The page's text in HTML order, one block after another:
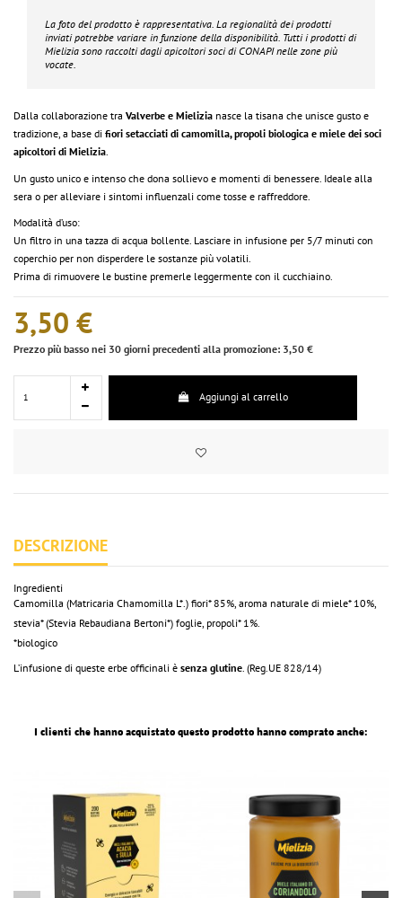
La foto del prodotto è rappresentativa. La regionalità dei prodotti
inviati potrebbe variare in funzione della disponibilità. Tutti i prodotti di
Mielizia sono raccolti dagli apicoltori soci di CONAPI nelle zone più
vocate.
Dalla collaborazione tra Valverbe e Mielizia nasce la tisana che unisce gusto e
tradizione, a base di fiori setacciati di camomilla, propoli biologica e miele dei soci
apicoltori di Mielizia.
Un gusto unico e intenso che dona sollievo e momenti di benessere. Ideale alla
sera o per alleviare i sintomi influenzali come tosse e raffreddore.
Modalità d’uso:
Un filtro in una tazza di acqua bollente. Lasciare in infusione per 5/7 minuti con
coperchio per non disperdere le sostanze più volatili.
Prima di rimuovere le bustine premerle leggermente con il cucchiaino.
3,50 €
Prezzo più basso nei 30 giorni precedenti alla promozione: 3,50 €
Aggiungi al carrello
DESCRIZIONE
Ingredienti
Camomilla (Matricaria Chamomilla L*.) fiori* 85%, aroma naturale di miele* 10%,
stevia* (Stevia Rebaudiana Bertoni*) foglie, propoli* 1%.
*biologico
L’infusione di queste erbe officinali è senza glutine. (Reg.UE 828/14)
I clienti che hanno acquistato questo prodotto hanno comprato anche: